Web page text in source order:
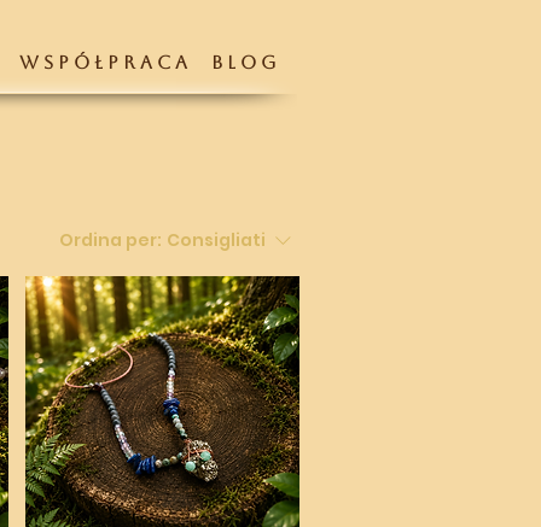
W S P Ó Ł P R A C A B L O G
Ordina per: Consigliati